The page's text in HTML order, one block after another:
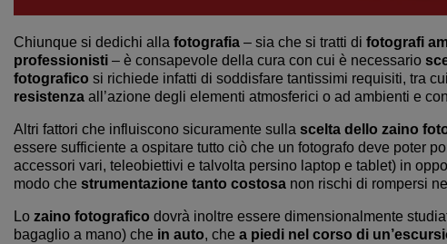
Chiunque si dedichi alla fotografia – sia che si tratti di fotografi
professionisti – è consapevole della cura con cui è necessario
fotografico si richiede infatti di soddisfare tantissimi requisiti, tra cui
resistenza all’azione degli elementi atmosferici o ad ambienti e
Altri fattori che influiscono sicuramente sulla scelta dello zaino
essere sufficiente a ospitare tutto ciò che un fotografo deve poter
accessori vari, teleobiettivi e talvolta persino laptop e tablet) in
modo che strumentazione tanto costosa non rischi di rompersi
Lo zaino fotografico dovrà inoltre essere dimensionalmente
bagaglio a mano) che in auto, che a piedi nel corso di